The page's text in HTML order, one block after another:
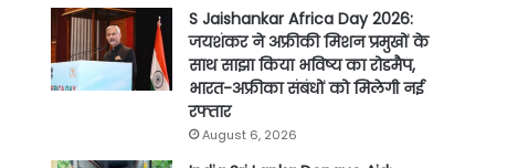
S Jaishankar Africa Day 2026:
जयशंकर ने अफ्रीकी मिशन प्रमुखों के
साथ साझा किया भविष्य का रोडमैप,
भारत-अफ्रीका संबंधों को मिलेगी नई
रफ्तार
August 6, 2026